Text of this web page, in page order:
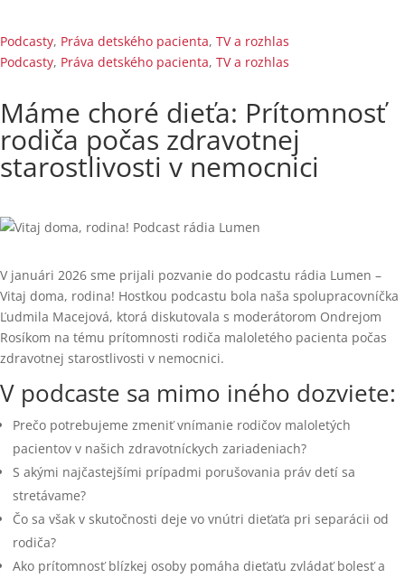
Podcasty, Práva detského pacienta, TV a rozhlas
Podcasty, Práva detského pacienta, TV a rozhlas
Máme choré dieťa: Prítomnosť
rodiča počas zdravotnej
starostlivosti v nemocnici
V januári 2026 sme prijali pozvanie do podcastu rádia Lumen –
Vitaj doma, rodina! Hostkou podcastu bola naša spolupracovníčka
Ľudmila Macejová, ktorá diskutovala s moderátorom Ondrejom
Rosíkom na tému prítomnosti rodiča maloletého pacienta počas
zdravotnej starostlivosti v nemocnici.
V podcaste sa mimo iného dozviete:
Prečo potrebujeme zmeniť vnímanie rodičov maloletých
pacientov v našich zdravotníckych zariadeniach?
S akými najčastejšími prípadmi porušovania práv detí sa
stretávame?
Čo sa však v skutočnosti deje vo vnútri dieťaťa pri separácii od
rodiča?
Ako prítomnosť blízkej osoby pomáha dieťaťu zvládať bolesť a